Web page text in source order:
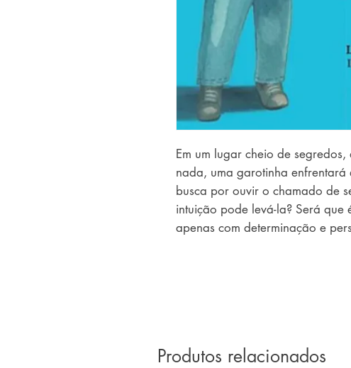
Em um lugar cheio de
nada, uma garotinha enfrentará
busca por ouvir o chamado de
intuição pode levá-la? Será
apenas com determinação e
Produtos relacionados